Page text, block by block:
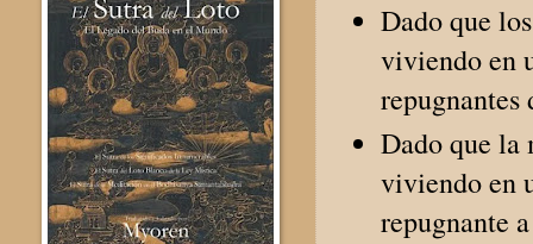
Dado que
viviendo en
repugnantes
Dado que la
viviendo en
repugnante